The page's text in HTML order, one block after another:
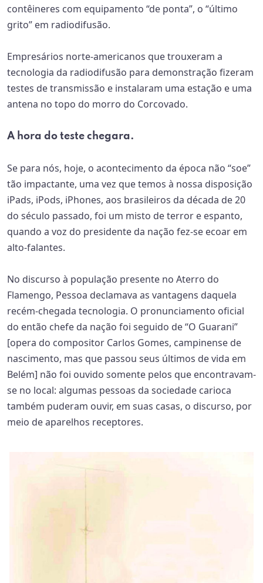
contêineres com equipamento “de ponta”, o “último
grito” em radiodifusão.
Empresários norte-americanos que trouxeram a
tecnologia da radiodifusão para demonstração fizeram
testes de transmissão e instalaram uma estação e uma
antena no topo do morro do Corcovado.
A hora do teste chegara.
Se para nós, hoje, o acontecimento da época não “soe”
tão impactante, uma vez que temos à nossa disposição
iPads, iPods, iPhones, aos brasileiros da década de 20
do século passado, foi um misto de terror e espanto,
quando a voz do presidente da nação fez-se ecoar em
alto-falantes.
No discurso à população presente no Aterro do
Flamengo, Pessoa declamava as vantagens daquela
recém-chegada tecnologia. O pronunciamento oficial
do então chefe da nação foi seguido de “O Guarani”
[opera do compositor Carlos Gomes, campinense de
nascimento, mas que passou seus últimos de vida em
Belém] não foi ouvido somente pelos que encontravam-
se no local: algumas pessoas da sociedade carioca
também puderam ouvir, em suas casas, o discurso, por
meio de aparelhos receptores.